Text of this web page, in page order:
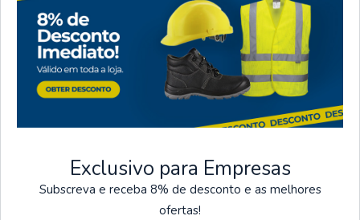
Calzado de seguridad Steelite Mersey S1
| Portwest
Disponible para cotización
4.8
Pantalones cortos de trabajo WX3 |
Portwest
Exclusivo para Empresas
Subscreva e receba 8% de desconto e as melhores
ofertas!